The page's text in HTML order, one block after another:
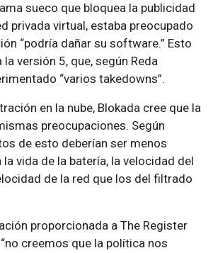
sueco que bloquea la publicidad
privada virtual, estaba preocupado
“podría dañar su software.” Esto
versión 5, que, según Reda
“varios takedowns”.
en la nube, Blokada cree que la
preocupaciones. Según
de esto deberían ser menos
vida de la batería, la velocidad del
de la red que los del filtrado
proporcionada a The Register
creemos que la política nos